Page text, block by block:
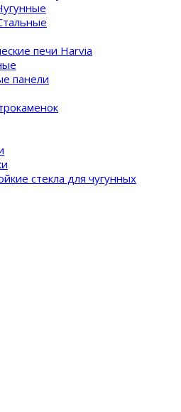
печи Harvia
панели
стекла для чугунных